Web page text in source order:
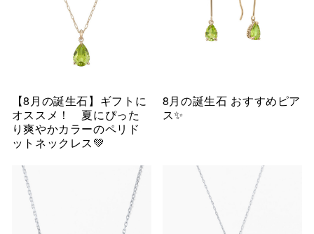
【8月の誕生石】ギフトに
オススメ！ 夏にぴった
り爽やかカラーのペリド
ットネックレス💚
8月の誕生石 おすすめピア
ス✨